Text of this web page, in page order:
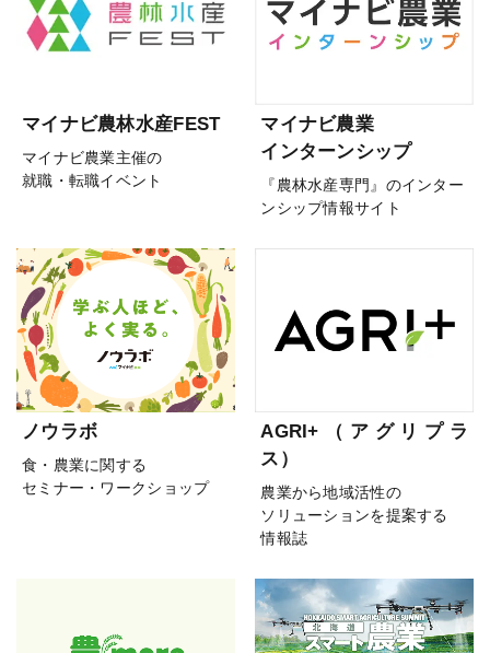
マイナビ農林水産FEST
マイナビ農業主催の
就職・転職イベント
マイナビ農業
インターンシップ
『農林水産専門』のインター
ンシップ情報サイト
ノウラボ
食・農業に関する
セミナー・ワークショップ
AGRI+（アグリプラ
ス）
農業から地域活性の
ソリューションを提案する
情報誌